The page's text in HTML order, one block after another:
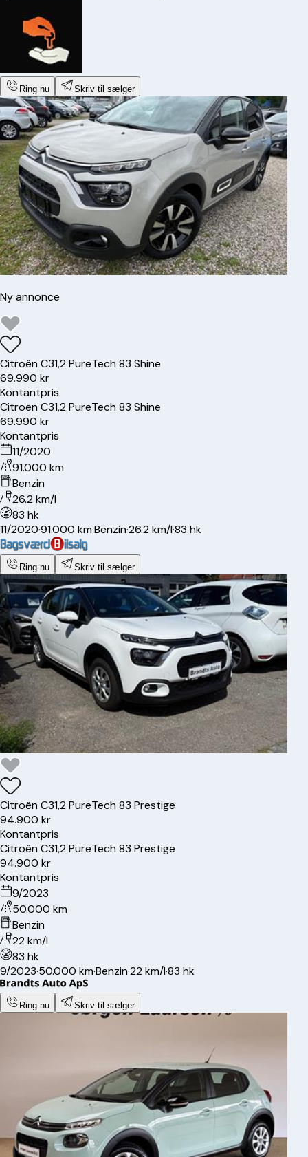
Ring nu Skriv til sælger
Ny annonce
CitroënC31,2 PureTech 83 Shine
69.990 kr
Kontantpris
CitroënC31,2 PureTech 83 Shine
69.990 kr
Kontantpris
11/2020
91.000 km
Benzin
26.2 km/l
83 hk
11/2020·91.000 km·Benzin·26.2 km/l·83 hk
Ring nu Skriv til sælger
CitroënC31,2 PureTech 83 Prestige
94.900 kr
Kontantpris
CitroënC31,2 PureTech 83 Prestige
94.900 kr
Kontantpris
9/2023
50.000 km
Benzin
22 km/l
83 hk
9/2023·50.000 km·Benzin·22 km/l·83 hk
Ring nu Skriv til sælger